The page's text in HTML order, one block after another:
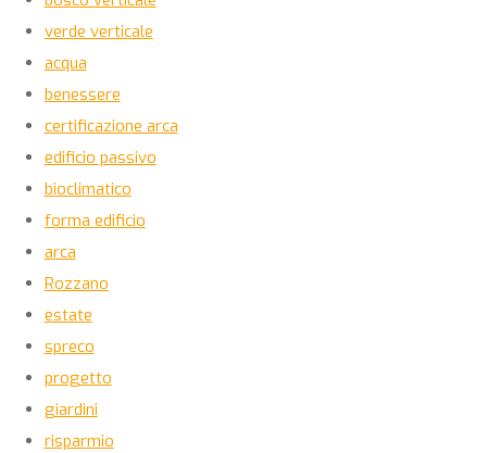
verde verticale
acqua
benessere
certificazione arca
edificio passivo
bioclimatico
forma edificio
arca
Rozzano
estate
spreco
progetto
giardini
risparmio